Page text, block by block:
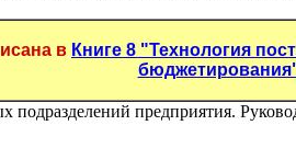
в Книге 8 "Технология
подразделений предприятия.